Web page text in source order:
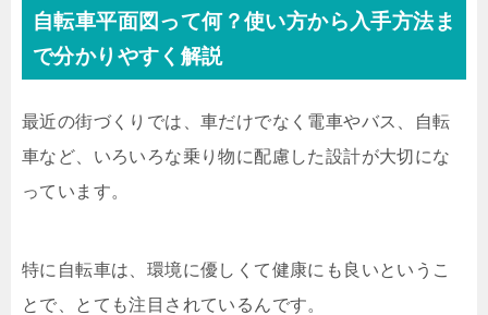
自転車平面図って何？使い方から入手方法ま
で分かりやすく解説
最近の街づくりでは、車だけでなく電車やバス、自転
車など、いろいろな乗り物に配慮した設計が大切にな
っています。
特に自転車は、環境に優しくて健康にも良いというこ
とで、とても注目されているんです。